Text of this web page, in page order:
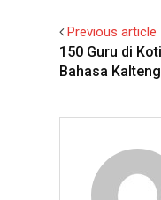
Previous article
150 Guru di
Bahasa Kalteng